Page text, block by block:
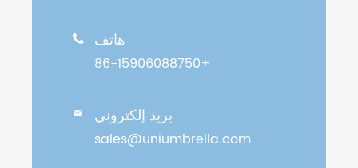
 هاتف
+86-15906088750
 بريد إلكتروني
sales@uniumbrella.com